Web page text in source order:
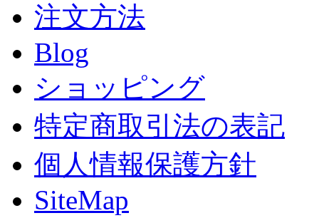
注文方法
Blog
ショッピング
特定商取引法の表記
個人情報保護方針
SiteMap